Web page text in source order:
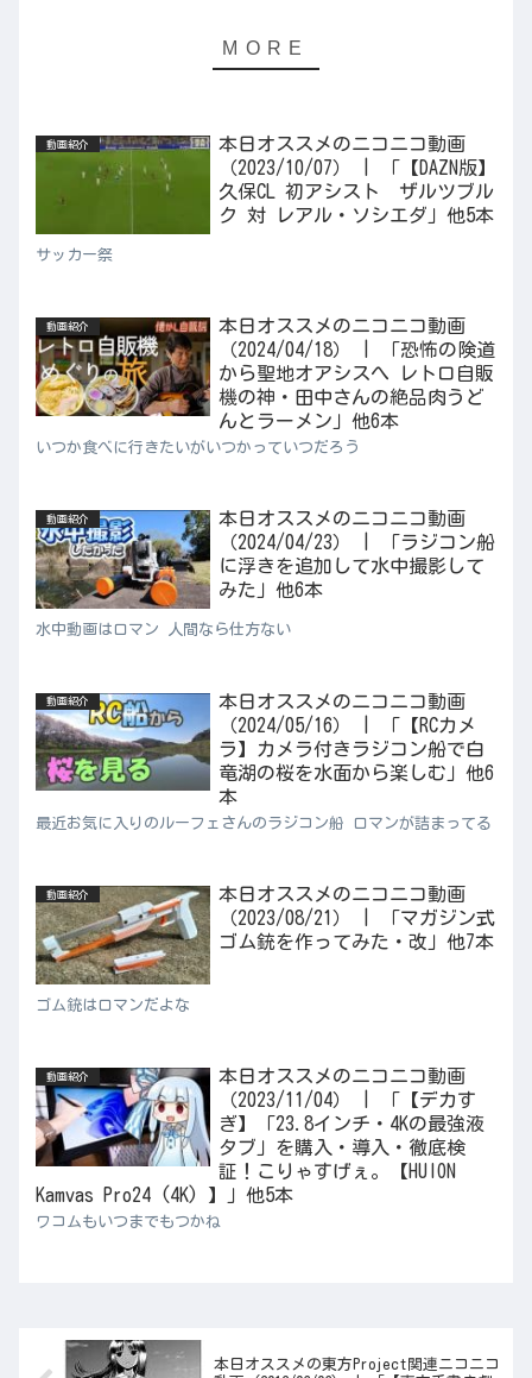
動画紹介
本日オススメのニコニコ動画
（2023/10/07） | 「【DAZN版】
久保CL 初アシスト ザルツブル
ク 対 レアル・ソシエダ」他5本
サッカー祭
動画紹介
本日オススメのニコニコ動画
（2024/04/18） | 「恐怖の険道
から聖地オアシスへ レトロ自販
機の神・田中さんの絶品肉うど
んとラーメン」他6本
いつか食べに行きたいがいつかっていつだろう
動画紹介
本日オススメのニコニコ動画
（2024/04/23） | 「ラジコン船
に浮きを追加して水中撮影して
みた」他6本
水中動画はロマン 人間なら仕方ない
動画紹介
本日オススメのニコニコ動画
（2024/05/16） | 「【RCカメ
ラ】カメラ付きラジコン船で白
竜湖の桜を水面から楽しむ」他6
本
最近お気に入りのルーフェさんのラジコン船 ロマンが詰まってる
動画紹介
本日オススメのニコニコ動画
（2023/08/21） | 「マガジン式
ゴム銃を作ってみた・改」他7本
ゴム銃はロマンだよな
動画紹介
本日オススメのニコニコ動画
（2023/11/04） | 「【デカす
ぎ】「23.8インチ・4Kの最強液
タブ」を購入・導入・徹底検
証！こりゃすげぇ。【HUION
Kamvas Pro24 (4K) 】」他5本
ワコムもいつまでもつかね
本日オススメの東方Project関連ニコニコ